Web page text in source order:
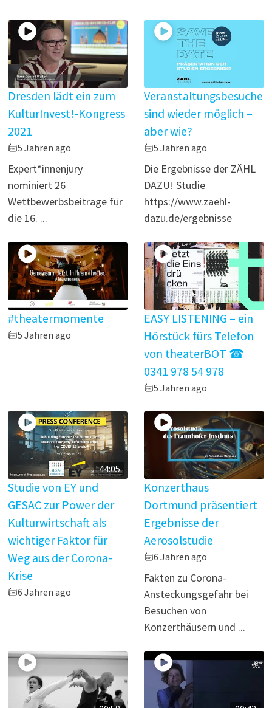
Dresden lädt ein zum
KulturInvest!-Kongress
2021
5 Jahren ago
Expert*innenjury
nominiert 26
Wettbewerbsbeiträge für
die 16. ...
Veranstaltungsbesuche
sind wieder möglich –
aber wie?
5 Jahren ago
Die Ergebnisse der ZÄHL
DAZU! Studie
https://www.zaehl-
dazu.de/ergebnisse
#theatermomente
5 Jahren ago
EASY LISTENING – ein
Hörstück fürs Telefon
von theaterBOT ☎
0341 978 54 978
5 Jahren ago
44:05
Studie von EY und
GESAC zur Power der
Kulturwirtschaft als
wichtiger Faktor für
Weg aus der Corona-
Krise
6 Jahren ago
Konzerthaus
Dortmund präsentiert
Ergebnisse der
Aerosolstudie
6 Jahren ago
Fakten zu Corona-
Ansteckungsgefahr bei
Besuchen von
Konzerthäusern und ...